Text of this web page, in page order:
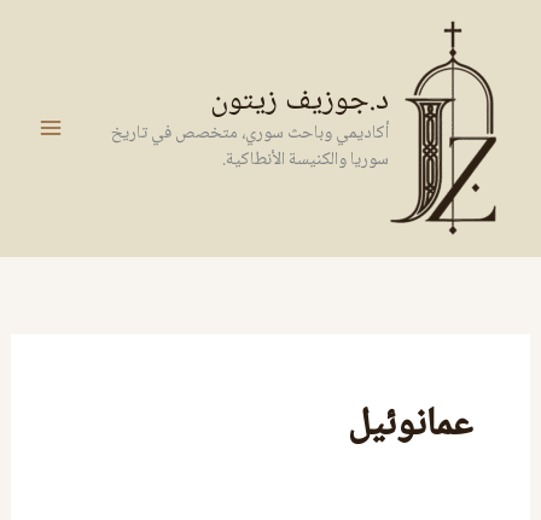
المحتوى
د.جوزيف زيتون
أكاديمي وباحث سوري، متخصص في تاريخ
سوريا والكنيسة الأنطاكية.
عمانوئيل